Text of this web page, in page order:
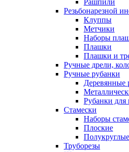
Рашпили
Резьбонарезной
Клуппы
Метчики
Наборы
Плашки
Плашки и
Ручные дрели,
Ручные рубанки
Деревянные
Рубанки для
Стамески
Наборы
Плоские
Полукруглые
Труборезы